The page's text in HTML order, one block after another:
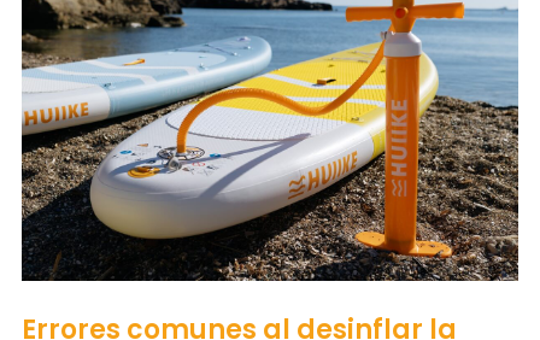
Errores comunes al desinflar la